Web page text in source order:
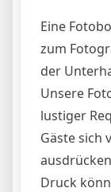
Eine
zum
der
Unsere
lustiger
Gäste sich
Druck